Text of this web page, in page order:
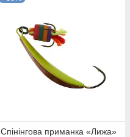
Спінінгова приманка «Лижа»